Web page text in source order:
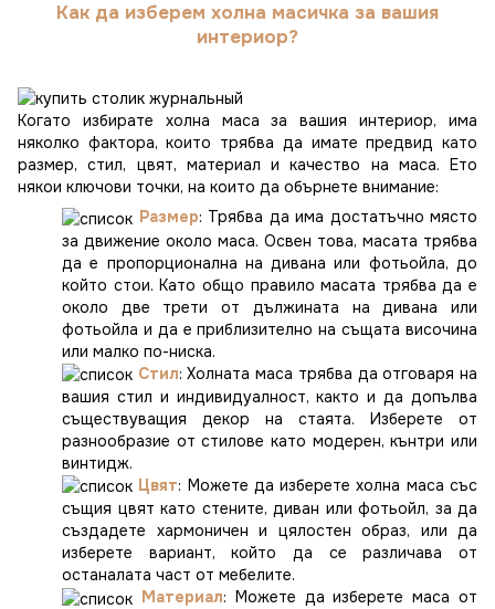
Как да изберем холна масичка за вашия
интериор?
Когато избирате холна маса за вашия интериор, има
няколко фактора, които трябва да имате предвид като
размер, стил, цвят, материал и качество на маса. Ето
някои ключови точки, на които да обърнете внимание:
Размер: Трябва да има достатъчно място
за движение около маса. Освен това, масата трябва
да е пропорционална на дивана или фотьойла, до
който стои. Като общо правило масата трябва да е
около две трети от дължината на дивана или
фотьойла и да е приблизително на същата височина
или малко по-ниска.
Стил: Холната маса трябва да отговаря на
вашия стил и индивидуалност, както и да допълва
съществуващия декор на стаята. Изберете от
разнообразие от стилове като модерен, кънтри или
винтидж.
Цвят: Можете да изберете холна маса със
същия цвят като стените, диван или фотьойл, за да
създадете хармоничен и цялостен образ, или да
изберете вариант, който да се различава от
останалата част от мебелите.
Материал: Можете да изберете маса от